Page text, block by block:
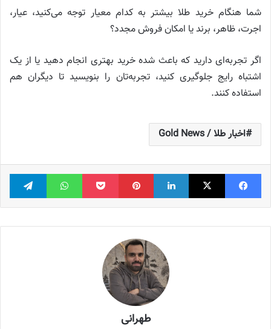
شما هنگام خرید طلا بیشتر به کدام معیار توجه می‌کنید، عیار،
اجرت، ظاهر، برند یا امکان فروش مجدد؟
اگر تجربه‌ای دارید که باعث شده خرید بهتری انجام دهید یا از یک
اشتباه رایج جلوگیری کنید، تجربه‌تان را بنویسید تا دیگران هم
استفاده کنند.
اخبار طلا / Gold News
فیس بوک X لینکدین ‫پین‌ترست پاکت واتس آپ
طهرانی